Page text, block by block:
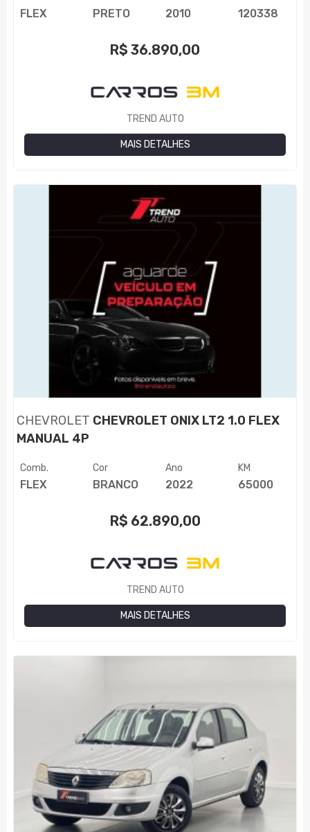
FLEX PRETO 2010 120338
R$ 36.890,00
TREND AUTO
MAIS DETALHES
CHEVROLET CHEVROLET ONIX LT2 1.0 FLEX
MANUAL 4P
Comb.
FLEX
Cor
BRANCO
Ano
2022
KM
65000
R$ 62.890,00
TREND AUTO
MAIS DETALHES